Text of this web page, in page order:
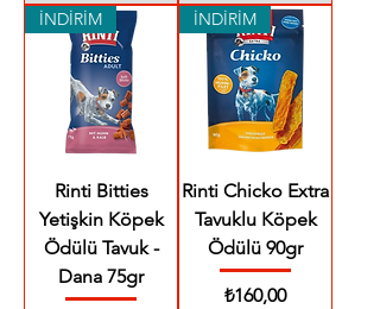
İNDİRİM
Rinti Bitties
Yetişkin Köpek
Ödülü Tavuk -
Dana 75gr
İNDİRİM
Rinti Chicko Extra
Tavuklu Köpek
Ödülü 90gr
Fiyat
₺160,00